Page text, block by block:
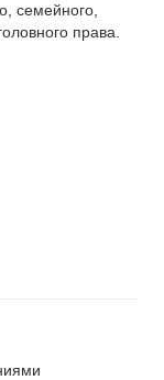
семейного,
права.